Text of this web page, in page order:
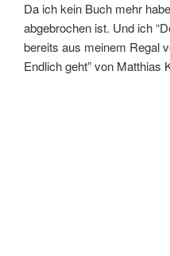
Da ich kein Buch mehr
abgebrochen ist. Und ich
bereits aus meinem Regal
Endlich geht” von Matthias